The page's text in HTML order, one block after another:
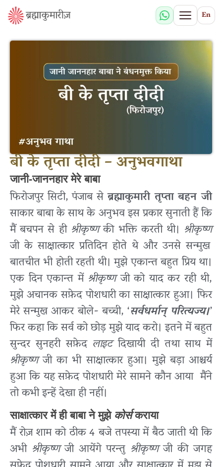
En
बी के तृप्ता दीदी – अनुभवगाथा
जानी-जाननहार मेरे बाबा
फिरोजपुर सिटी, पंजाब सेब्रह्माकुमारी तृप्ता बहन जी
साकार बाबा के साथ के अनुभव इस प्रकार सुनाती हैं कि
मैं बचपन से ही श्रीकृष्णकी भक्ति करती थी। श्रीकृष्ण
जी के साक्षात्कार प्रतिदिन होते थे और उनसे सन्मुख
बातचीत भी होती रहती थी। मुझे एकान्त बहुत प्रिय था।
एक दिन एकान्त में श्रीकृष्णजी को याद कर रही थी,
मुझे अचानक सफ़ेद पोशधारी का साक्षात्कार हुआ। फिर
मेरे सन्मुख आकर बोले- बच्ची, ‘सर्वधर्मान् परित्यज्य।’
फिर कहा कि सर्व को छोड़ मुझे याद करो। इतने में बहुत
सुन्दर सुनहरी सफ़ेद लाइटदिखायी दी तथा साथ में
श्रीकृष्णजी का भी साक्षात्कार हुआ। मुझे बड़ा आश्चर्य
हुआ कि यह सफ़ेद पोशधारी मेरे सामने कौन आया मैंने
तो कभी इन्हें देखा ही नहीं।
साक्षात्कार में ही बाबा ने मुझे कोर्सकराया
मैं रोज़ शाम को ठीक 4 बजे तपस्या में बैठ जाती थी कि
अभी श्रीकृष्णजी आयेंगे परन्तु श्रीकृष्णजी की जगह